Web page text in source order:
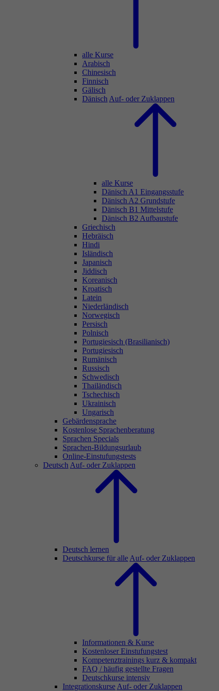
alle Kurse
Arabisch
Chinesisch
Finnisch
Gälisch
Dänisch Auf- oder Zuklappen
alle Kurse
Dänisch A1 Eingangsstufe
Dänisch A2 Grundstufe
Dänisch B1 Mittelstufe
Dänisch B2 Aufbaustufe
Griechisch
Hebräisch
Hindi
Isländisch
Japanisch
Jiddisch
Koreanisch
Kroatisch
Latein
Niederländisch
Norwegisch
Persisch
Polnisch
Portugiesisch (Brasilianisch)
Portugiesisch
Rumänisch
Russisch
Schwedisch
Thailändisch
Tschechisch
Ukrainisch
Ungarisch
Gebärdensprache
Kostenlose Sprachenberatung
Sprachen Specials
Sprachen-Bildungsurlaub
Online-Einstufungstests
Deutsch Auf- oder Zuklappen
Deutsch lernen
Deutschkurse für alle Auf- oder Zuklappen
Informationen & Kurse
Kostenloser Einstufungstest
Kompetenztrainings kurz & kompakt
FAQ / häufig gestellte Fragen
Deutschkurse intensiv
Integrationskurse Auf- oder Zuklappen